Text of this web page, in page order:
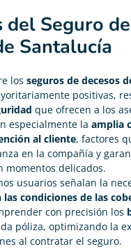
del Seguro de
Santalucía
los seguros de decesos
positivas,
que ofrecen a los
especialmente la amplia
al cliente, factores
en la compañía y
momentos delicados.
usuarios señalan la
condiciones de las
con precisión los
póliza, optimizando la
al contratar el seguro.